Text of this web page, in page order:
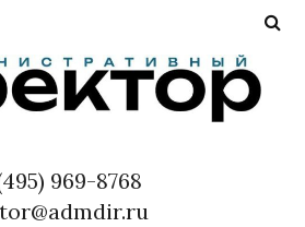
969-8768